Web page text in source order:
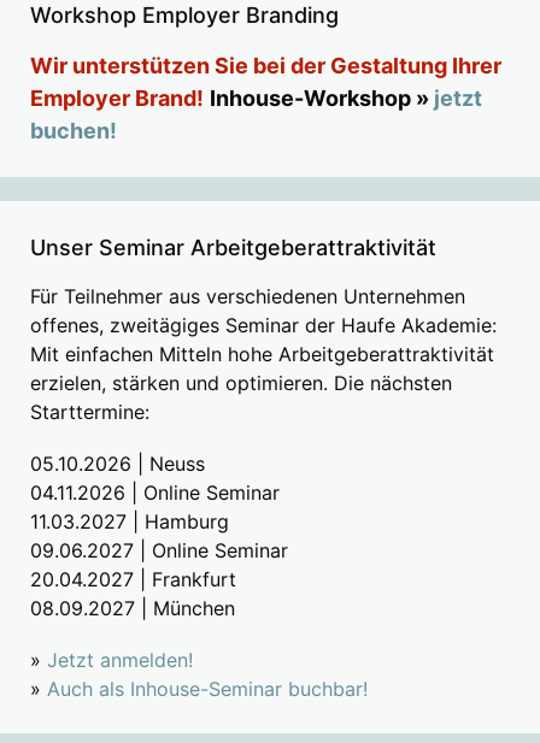
Workshop Employer Branding
Wir unterstützen Sie bei der Gestaltung Ihrer
Employer Brand! Inhouse-Workshop » jetzt
buchen!
Unser Seminar Arbeitgeberattraktivität
Für Teilnehmer aus verschiedenen Unternehmen
offenes, zweitägiges Seminar der Haufe Akademie:
Mit einfachen Mitteln hohe Arbeitgeberattraktivität
erzielen, stärken und optimieren. Die nächsten
Starttermine:
05.10.2026 | Neuss
04.11.2026 | Online Seminar
11.03.2027 | Hamburg
09.06.2027 | Online Seminar
20.04.2027 | Frankfurt
08.09.2027 | München
» Jetzt anmelden!
» Auch als Inhouse-Seminar buchbar!